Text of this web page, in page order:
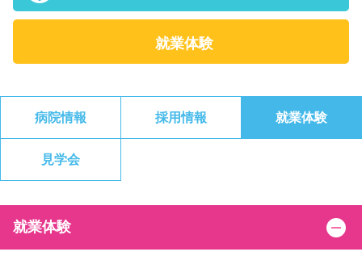
就業体験
病院情報 採用情報 就業体験
見学会
就業体験